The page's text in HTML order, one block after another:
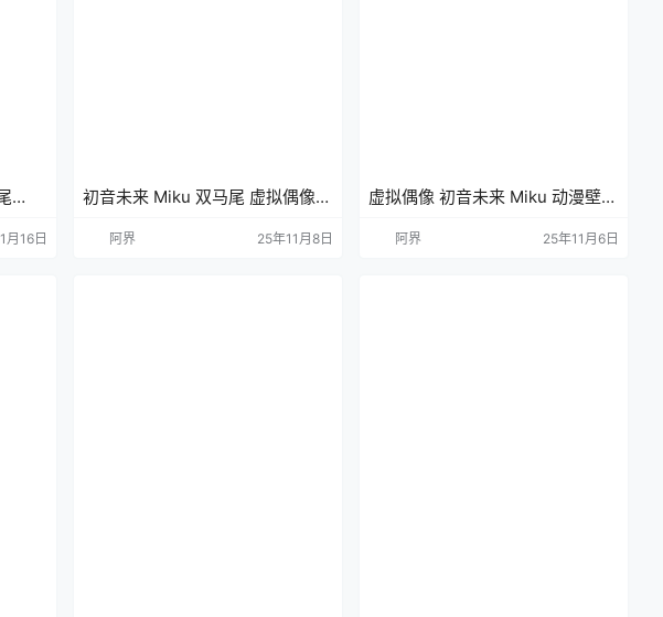
月16日
初音未来 Miku 双马尾 虚拟偶像
阿界 25年11月8日
虚拟偶像 初音未来 Miku 动漫壁纸
阿界 25年11月6日